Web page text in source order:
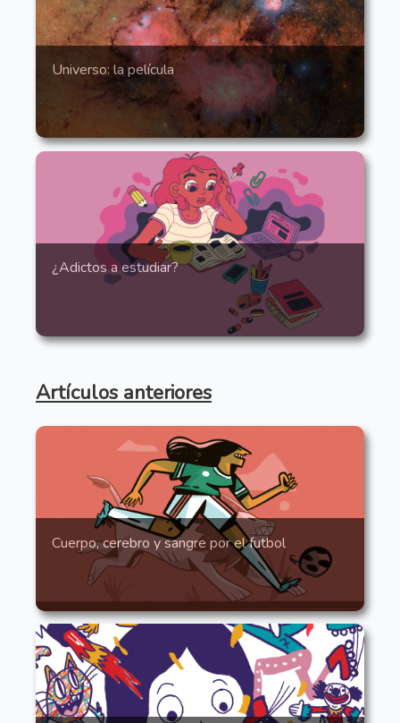
Universo: la película
¿Adictos a estudiar?
Artículos anteriores
Cuerpo, cerebro y sangre por el futbol